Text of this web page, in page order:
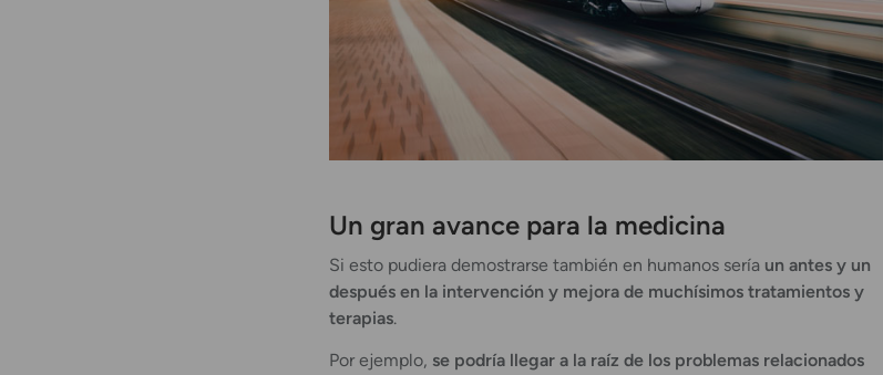
Un gran avance para la medicina
Si esto pudiera demostrarse también en humanos sería un antes y un
después en la intervención y mejora de muchísimos tratamientos y
terapias.
Por ejemplo, se podría llegar a la raíz de los problemas relacionados